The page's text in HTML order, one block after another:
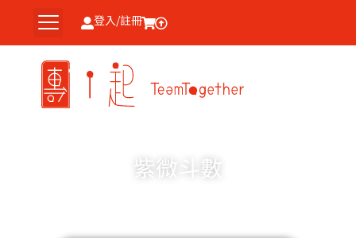
主
登入/註冊
紫微斗數